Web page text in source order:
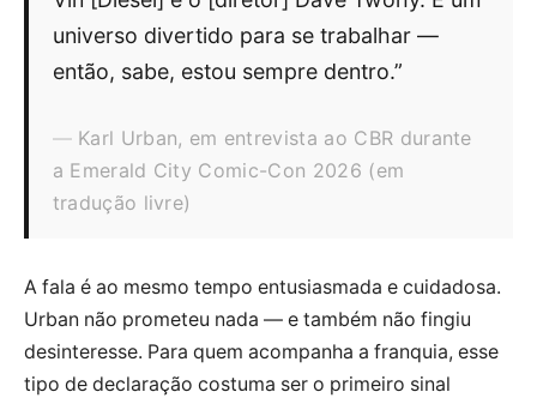
universo divertido para se trabalhar —
então, sabe, estou sempre dentro.”
Karl Urban, em entrevista ao CBR durante
a Emerald City Comic-Con 2026 (em
tradução livre)
A fala é ao mesmo tempo entusiasmada e cuidadosa.
Urban não prometeu nada — e também não fingiu
desinteresse. Para quem acompanha a franquia, esse
tipo de declaração costuma ser o primeiro sinal